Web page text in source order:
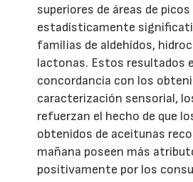
superiores de áreas de
estadísticamente
familias de aldehídos,
lactonas. Estos resultados
concordancia con los
caracterización sensorial,
refuerzan el hecho de que
obtenidos de aceitunas
mañana poseen más
positivamente por los